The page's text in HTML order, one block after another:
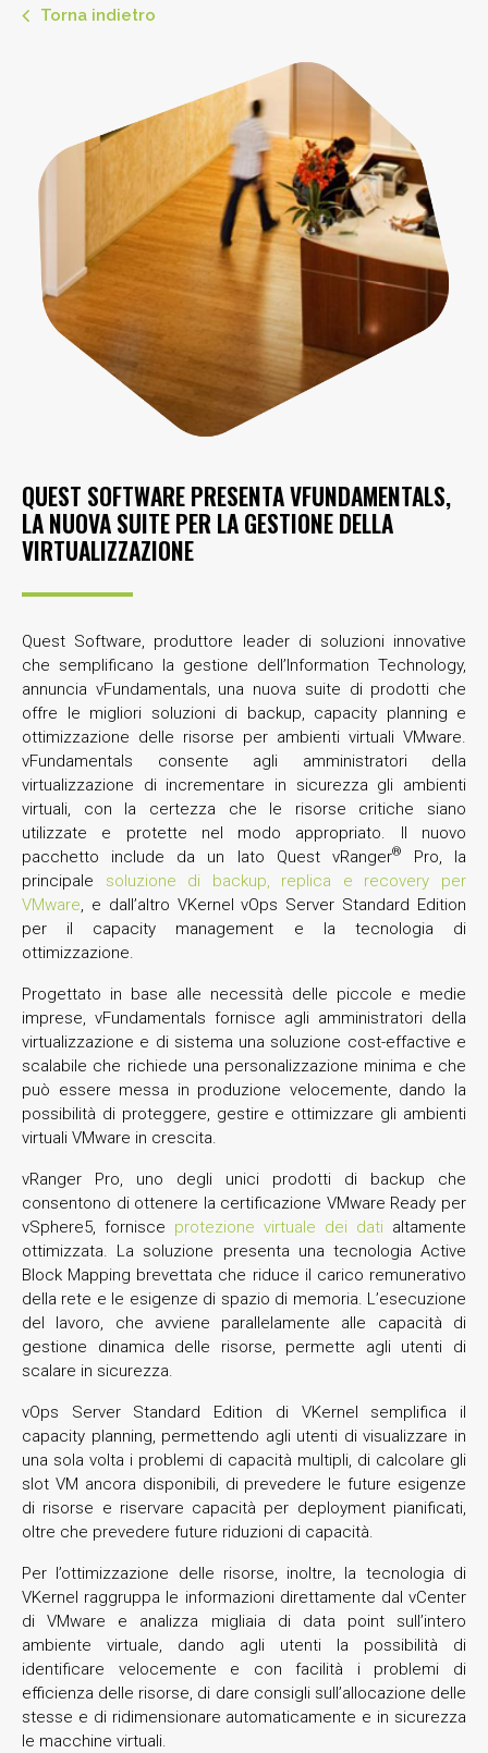
Torna indietro
QUEST SOFTWARE PRESENTA VFUNDAMENTALS,
LA NUOVA SUITE PER LA GESTIONE DELLA
VIRTUALIZZAZIONE
Quest Software, produttore leader di soluzioni innovative
che semplificano la gestione dell’Information Technology,
annuncia vFundamentals, una nuova suite di prodotti che
offre le migliori soluzioni di backup, capacity planning e
ottimizzazione delle risorse per ambienti virtuali VMware.
vFundamentals consente agli amministratori della
virtualizzazione di incrementare in sicurezza gli ambienti
virtuali, con la certezza che le risorse critiche siano
utilizzate e protette nel modo appropriato. Il nuovo
pacchetto include da un lato Quest vRanger®
Pro, la
principale soluzione di backup, replica e recovery per
VMware, e dall’altro VKernel vOps Server Standard Edition
per il capacity management e la tecnologia di
ottimizzazione.
Progettato in base alle necessità delle piccole e medie
imprese, vFundamentals fornisce agli amministratori della
virtualizzazione e di sistema una soluzione cost-effactive e
scalabile che richiede una personalizzazione minima e che
può essere messa in produzione velocemente, dando la
possibilità di proteggere, gestire e ottimizzare gli ambienti
virtuali VMware in crescita.
vRanger Pro, uno degli unici prodotti di backup che
consentono di ottenere la certificazione VMware Ready per
vSphere5, fornisce protezione virtuale dei dati altamente
ottimizzata. La soluzione presenta una tecnologia Active
Block Mapping brevettata che riduce il carico remunerativo
della rete e le esigenze di spazio di memoria. L’esecuzione
del lavoro, che avviene parallelamente alle capacità di
gestione dinamica delle risorse, permette agli utenti di
scalare in sicurezza.
vOps Server Standard Edition di VKernel semplifica il
capacity planning, permettendo agli utenti di visualizzare in
una sola volta i problemi di capacità multipli, di calcolare gli
slot VM ancora disponibili, di prevedere le future esigenze
di risorse e riservare capacità per deployment pianificati,
oltre che prevedere future riduzioni di capacità.
Per l’ottimizzazione delle risorse, inoltre, la tecnologia di
VKernel raggruppa le informazioni direttamente dal vCenter
di VMware e analizza migliaia di data point sull’intero
ambiente virtuale, dando agli utenti la possibilità di
identificare velocemente e con facilità i problemi di
efficienza delle risorse, di dare consigli sull’allocazione delle
stesse e di ridimensionare automaticamente e in sicurezza
le macchine virtuali.